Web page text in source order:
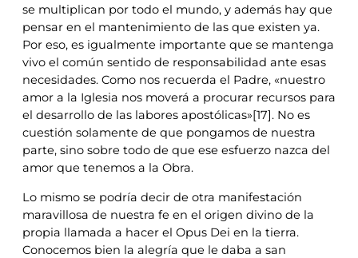
se multiplican por todo el mundo, y además hay que
pensar en el mantenimiento de las que existen ya.
Por eso, es igualmente importante que se mantenga
vivo el común sentido de responsabilidad ante esas
necesidades. Como nos recuerda el Padre, «nuestro
amor a la Iglesia nos moverá a procurar recursos para
el desarrollo de las labores apostólicas»[17]. No es
cuestión solamente de que pongamos de nuestra
parte, sino sobre todo de que ese esfuerzo nazca del
amor que tenemos a la Obra.
Lo mismo se podría decir de otra manifestación
maravillosa de nuestra fe en el origen divino de la
propia llamada a hacer el Opus Dei en la tierra.
Conocemos bien la alegría que le daba a san